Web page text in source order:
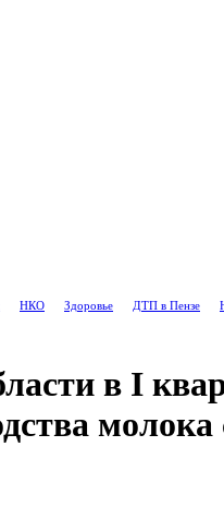
НКО Здоровье ДТП в Пензе
в I
молока